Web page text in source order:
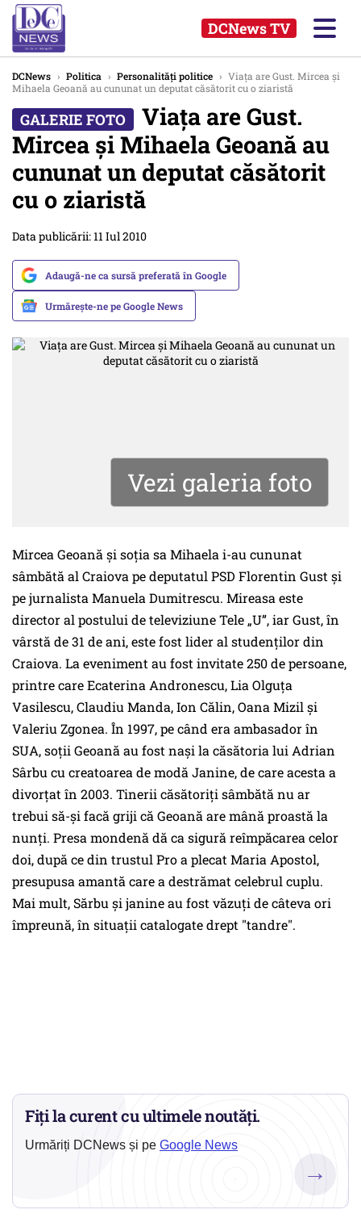
DCNews TV
DCNews › Politica › Personalități politice › Viaţa are Gust. Mircea şi
Mihaela Geoană au cununat un deputat căsătorit cu o ziaristă
Viaţa are Gust.
Mircea şi Mihaela Geoană au
cununat un deputat căsătorit
cu o ziaristă
Data publicării: 11 Iul 2010
Adaugă-ne ca sursă preferată în Google
Urmărește-ne pe Google News
Vezi galeria foto
Mircea Geoană și soția sa Mihaela i-au cununat
sâmbătă al Craiova pe deputatul PSD Florentin Gust și
pe jurnalista Manuela Dumitrescu. Mireasa este
director al postului de televiziune Tele „U”, iar Gust, în
vârstă de 31 de ani, este fost lider al studenţilor din
Craiova. La eveniment au fost invitate 250 de persoane,
printre care Ecaterina Andronescu, Lia Olguţa
Vasilescu, Claudiu Manda, Ion Călin, Oana Mizil şi
Valeriu Zgonea. În 1997, pe când era ambasador în
SUA, soţii Geoană au fost naşi la căsătoria lui Adrian
Sârbu cu creatoarea de modă Janine, de care acesta a
divorţat în 2003. Tinerii căsătoriţi sâmbătă nu ar
trebui să-şi facă griji că Geoană are mână proastă la
nunţi. Presa mondenă dă ca sigură reîmpăcarea celor
doi, după ce din trustul Pro a plecat Maria Apostol,
presupusa amantă care a destrămat celebrul cuplu.
Mai mult, Sărbu şi janine au fost văzuţi de câteva ori
împreună, în situaţii catalogate drept "tandre".
Fiți la curent cu ultimele noutăți.
Urmăriți DCNews și pe Google News
→